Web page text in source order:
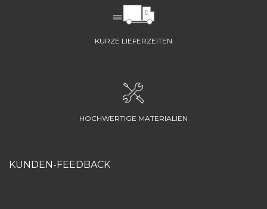
KURZE LIEFERZEITEN
HOCHWERTIGE MATERIALIEN
KUNDEN-FEEDBACK